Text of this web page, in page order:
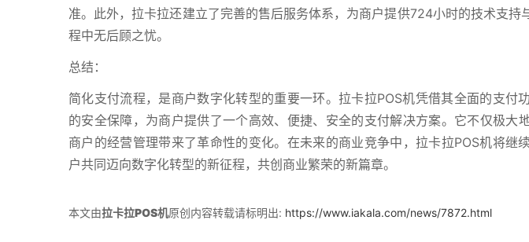
准。此外，拉卡拉还建立了完善的售后服务体系，为商户提供724小时的技术支持
程中无后顾之忧。
总结：
简化支付流程，是商户数字化转型的重要一环。拉卡拉POS机凭借其全面的支付
的安全保障，为商户提供了一个高效、便捷、安全的支付解决方案。它不仅极大
商户的经营管理带来了革命性的变化。在未来的商业竞争中，拉卡拉POS机将继
户共同迈向数字化转型的新征程，共创商业繁荣的新篇章。
本文由拉卡拉POS机原创内容转载请标明出: https://www.iakala.com/news/7872.html